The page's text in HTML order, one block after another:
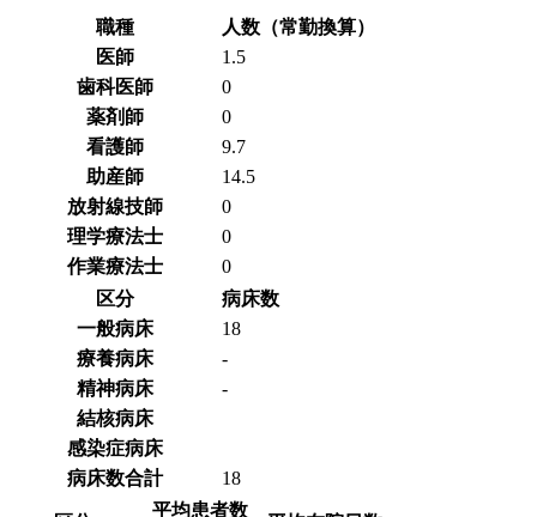
職種
人数（常勤換算）
医師
1.5
歯科医師
0
薬剤師
0
看護師
9.7
助産師
14.5
放射線技師
0
理学療法士
0
作業療法士
0
区分
病床数
一般病床
18
療養病床
-
精神病床
-
結核病床
感染症病床
病床数合計
18
平均患者数